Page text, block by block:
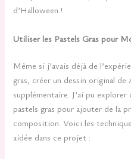
d’Halloween !
Utiliser les Pastels Gras pour
Même si j’avais déjà de
gras, créer un dessin original
supplémentaire. J’ai pu
pastels gras pour ajouter de la
composition. Voici les
aidée dans ce projet :